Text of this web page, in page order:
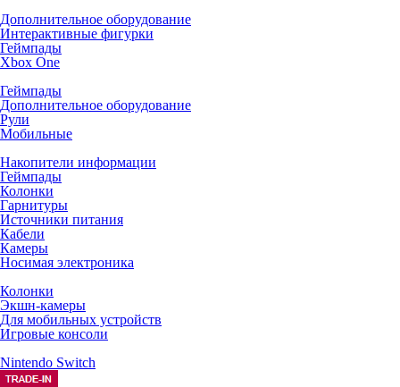
Дополнительное оборудование
Интерактивные фигурки
Геймпады
Xbox One
Геймпады
Дополнительное оборудование
Рули
Мобильные
Накопители информации
Геймпады
Колонки
Гарнитуры
Источники питания
Кабели
Камеры
Носимая электроника
Колонки
Экшн-камеры
Для мобильных устройств
Игровые консоли
Nintendo Switch